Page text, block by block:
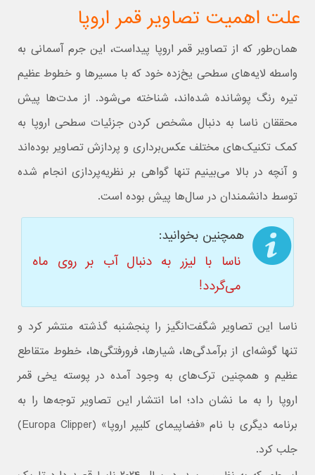
علت اهمیت تصاویر قمر اروپا
همان‌طور که از تصاویر قمر اروپا پیداست، این جرم آسمانی به
واسطه لایه‌های سطحی یخ‌زده خود که با مسیرها و خطوط عظیم
تیره رنگ پوشانده شده‌اند، شناخته می‌شود. از مدت‌ها پیش
محققان ناسا به دنبال مشخص کردن جزئیات سطحی اروپا به
کمک تکنیک‌های مختلف عکس‌برداری و پردازش تصاویر بوده‌اند
و آنچه در بالا می‌بینیم تنها گواهی بر نظریه‌پردازی انجام شده
توسط دانشمندان در سال‌ها پیش بوده است.
همچنین بخوانید:
ناسا با لیزر به دنبال آب بر روی ماه
می‌گردد!
ناسا این تصاویر شگفت‌انگیز را پنجشنبه گذشته منتشر کرد و
تنها گوشه‌ای از برآمدگی‌ها، شیارها، فرورفتگی‌ها، خطوط متقاطع
عظیم و همچنین ترک‌های به وجود آمده در پوسته یخی قمر
اروپا را به ما نشان داد؛ اما انتشار این تصاویر توجه‌ها را به
برنامه دیگری با نام «فضاپیمای کلیپر اروپا» (Europa Clipper)
جلب کرد.